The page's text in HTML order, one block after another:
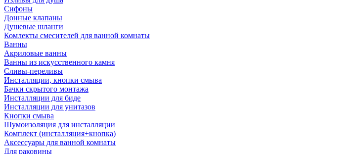
Сифоны
Донные клапаны
Душевые шланги
Комлекты смесителей для ванной комнаты
Ванны
Акриловые ванны
Ванны из искусственного камня
Сливы-переливы
Инсталляции, кнопки смыва
Бачки скрытого монтажа
Инсталляции для биде
Инсталляции для унитазов
Кнопки смыва
Шумоизоляция для инсталляции
Комплект (инсталляция+кнопка)
Аксессуары для ванной комнаты
Для раковины